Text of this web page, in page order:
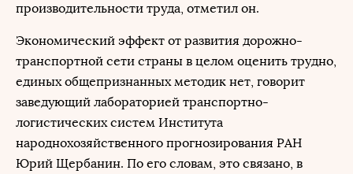
производительности труда, отметил он.
Экономический эффект от развития дорожно-
транспортной сети страны в целом оценить трудно,
единых общепризнанных методик нет, говорит
заведующий лабораторией транспортно-
логистических систем Института
народнохозяйственного прогнозирования РАН
Юрий Щербанин. По его словам, это связано, в